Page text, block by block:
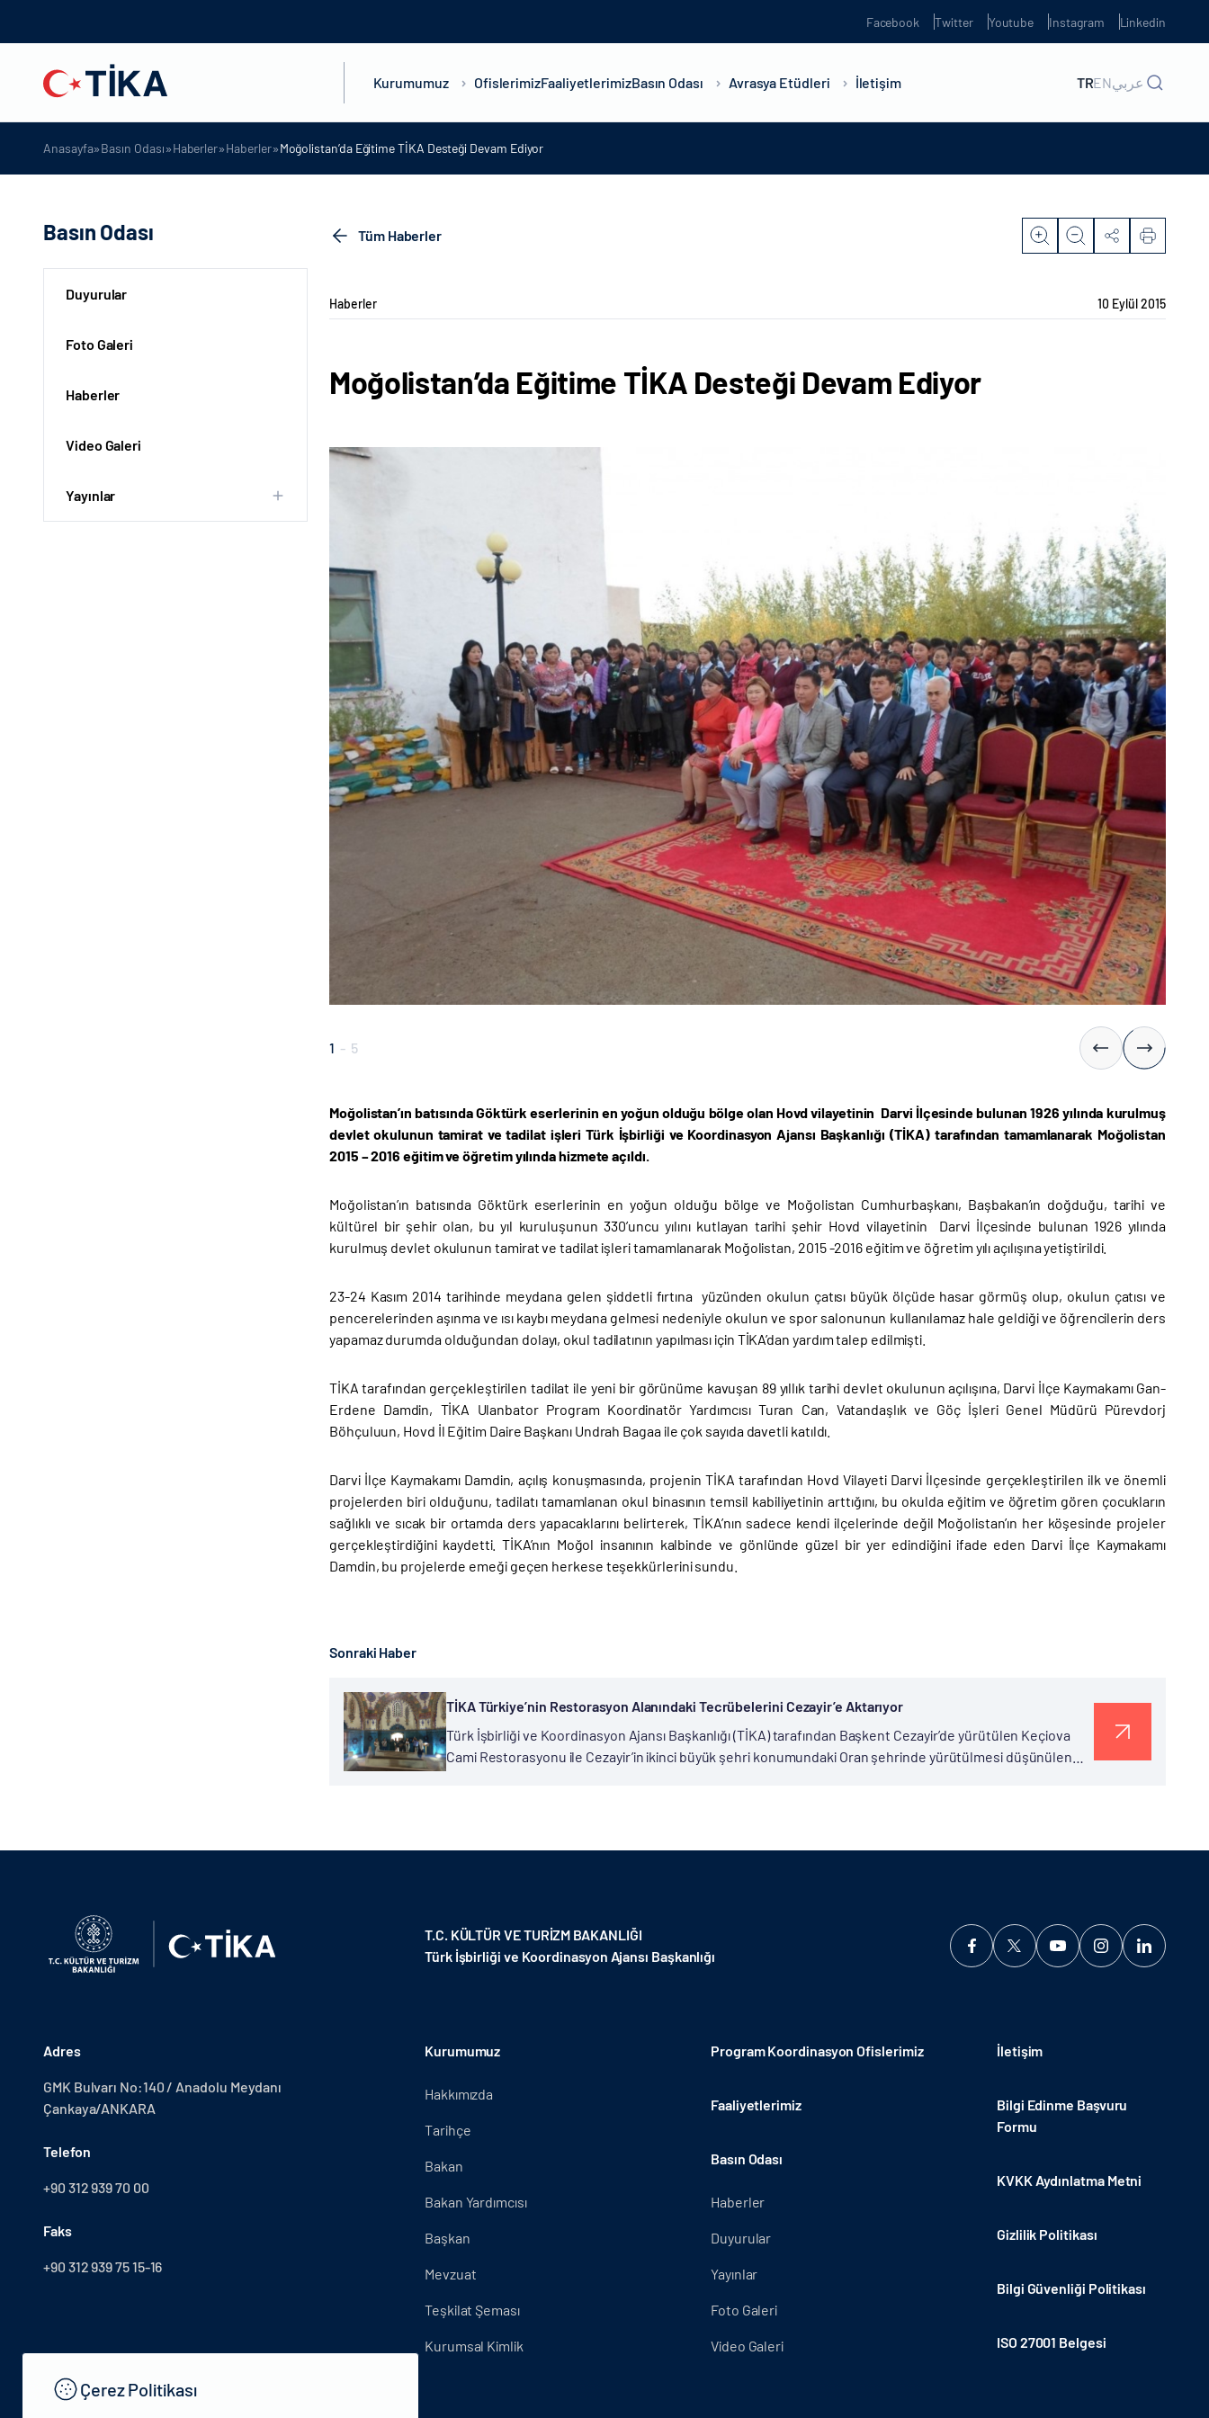
Facebook Twitter Youtube Instagram Linkedin
Kurumumuz OfislerimizFaaliyetlerimizBasın Odası Avrasya Etüdleri İletişim TRENعربي
Anasayfa»Basın Odası»Haberler»Haberler»Moğolistan’da Eğitime TİKA Desteği Devam Ediyor
Basın Odası
Duyurular
Foto Galeri
Haberler
Video Galeri
Yayınlar
Tüm Haberler
Haberler 10 Eylül 2015
Moğolistan’da Eğitime TİKA Desteği Devam Ediyor
1 - 5
Moğolistan’ın batısında Göktürk eserlerinin en yoğun olduğu bölge olan Hovd vilayetinin Darvi İlçesinde bulunan 1926 yılında kurulmuş
devlet okulunun tamirat ve tadilat işleri Türk İşbirliği ve Koordinasyon Ajansı Başkanlığı (TİKA) tarafından tamamlanarak Moğolistan
2015 – 2016 eğitim ve öğretim yılında hizmete açıldı.
Moğolistan’ın batısında Göktürk eserlerinin en yoğun olduğu bölge ve Moğolistan Cumhurbaşkanı, Başbakan’ın doğduğu, tarihi ve
kültürel bir şehir olan, bu yıl kuruluşunun 330’uncu yılını kutlayan tarihi şehir Hovd vilayetinin Darvi İlçesinde bulunan 1926 yılında
kurulmuş devlet okulunun tamirat ve tadilat işleri tamamlanarak Moğolistan, 2015 -2016 eğitim ve öğretim yılı açılışına yetiştirildi.
23-24 Kasım 2014 tarihinde meydana gelen şiddetli fırtına yüzünden okulun çatısı büyük ölçüde hasar görmüş olup, okulun çatısı ve
pencerelerinden aşınma ve ısı kaybı meydana gelmesi nedeniyle okulun ve spor salonunun kullanılamaz hale geldiği ve öğrencilerin ders
yapamaz durumda olduğundan dolayı, okul tadilatının yapılması için TİKA’dan yardım talep edilmişti.
TİKA tarafından gerçekleştirilen tadilat ile yeni bir görünüme kavuşan 89 yıllık tarihi devlet okulunun açılışına, Darvi İlçe Kaymakamı Gan-
Erdene Damdin, TİKA Ulanbator Program Koordinatör Yardımcısı Turan Can, Vatandaşlık ve Göç İşleri Genel Müdürü Pürevdorj
Böhçuluun, Hovd İl Eğitim Daire Başkanı Undrah Bagaa ile çok sayıda davetli katıldı.
Darvi İlçe Kaymakamı Damdin, açılış konuşmasında, projenin TİKA tarafından Hovd Vilayeti Darvi İlçesinde gerçekleştirilen ilk ve önemli
projelerden biri olduğunu, tadilatı tamamlanan okul binasının temsil kabiliyetinin arttığını, bu okulda eğitim ve öğretim gören çocukların
sağlıklı ve sıcak bir ortamda ders yapacaklarını belirterek, TİKA’nın sadece kendi ilçelerinde değil Moğolistan’ın her köşesinde projeler
gerçekleştirdiğini kaydetti. TİKA’nın Moğol insanının kalbinde ve gönlünde güzel bir yer edindiğini ifade eden Darvi İlçe Kaymakamı
Damdin, bu projelerde emeği geçen herkese teşekkürlerini sundu.
Sonraki Haber
TİKA Türkiye’nin Restorasyon Alanındaki Tecrübelerini Cezayir’e Aktarıyor
Türk İşbirliği ve Koordinasyon Ajansı Başkanlığı (TİKA) tarafından Başkent Cezayir’de yürütülen Keçiova
Cami Restorasyonu ile Cezayir’in ikinci büyük şehri konumundaki Oran şehrinde yürütülmesi düşünülen
T.C. KÜLTÜR VE TURİZM BAKANLIĞI
Türk İşbirliği ve Koordinasyon Ajansı Başkanlığı
Adres
GMK Bulvarı No:140 / Anadolu Meydanı
Çankaya/ANKARA
Telefon
+90 312 939 70 00
Faks
+90 312 939 75 15-16
Kurumumuz
Hakkımızda
Tarihçe
Bakan
Bakan Yardımcısı
Başkan
Mevzuat
Teşkilat Şeması
Kurumsal Kimlik
Program Koordinasyon Ofislerimiz
Faaliyetlerimiz
Basın Odası
Haberler
Duyurular
Yayınlar
Foto Galeri
Video Galeri
İletişim
Bilgi Edinme Başvuru
Formu
KVKK Aydınlatma Metni
Gizlilik Politikası
Bilgi Güvenliği Politikası
ISO 27001 Belgesi
Çerez Politikası